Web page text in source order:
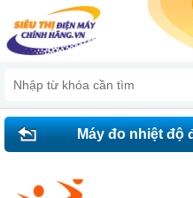
Máy đo nhiệt độ